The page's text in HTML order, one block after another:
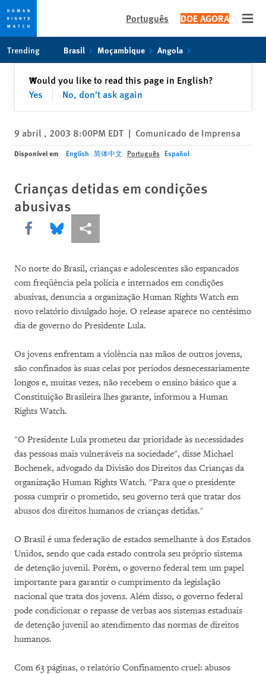
content
Português DOE AGORA
Trending Brasil Moçambique Angola
Would you like to read this page in English?
Yes
No, don't ask again
✕Fechar
9 abril , 2003 8:00PM EDT | Comunicado de Imprensa
Disponível em English 简体中文 Português Español
Crianças detidas em condições
abusivas
Share this via Facebook
Share this via Bluesky
Share this via Compartilhar
No norte do Brasil, crianças e adolescentes são espancados
com freqüência pela polícia e internados em condições
abusivas, denuncia a organização Human Rights Watch em
novo relatório divulgado hoje. O release aparece no centésimo
dia de governo do Presidente Lula.
Os jovens enfrentam a violência nas mãos de outros jovens,
são confinados às suas celas por períodos desnecessariamente
longos e, muitas vezes, não recebem o ensino básico que a
Constituição Brasileira lhes garante, informou a Human
Rights Watch.
"O Presidente Lula prometeu dar prioridade às necessidades
das pessoas mais vulneráveis na sociedade", disse Michael
Bochenek, advogado da Divisão dos Direitos das Crianças da
organização Human Rights Watch. "Para que o presidente
possa cumprir o prometido, seu governo terá que tratar dos
abusos dos direitos humanos de crianças detidas."
O Brasil é uma federação de estados semelhante à dos Estados
Unidos, sendo que cada estado controla seu próprio sistema
de detenção juvenil. Porém, o governo federal tem um papel
importante para garantir o cumprimento da legislação
nacional que trata dos jovens. Além disso, o governo federal
pode condicionar o repasse de verbas aos sistemas estaduais
de detenção juvenil ao atendimento das normas de direitos
humanos.
Com 63 páginas, o relatório Confinamento cruel: abusos